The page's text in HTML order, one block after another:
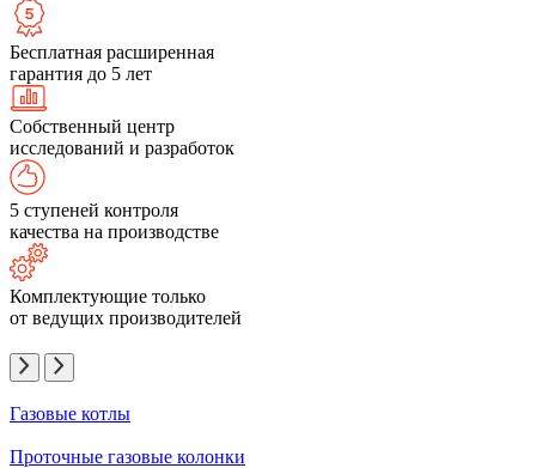
Бесплатная расширенная
гарантия до 5 лет
Собственный центр
исследований и разработок
5 ступеней контроля
качества на производстве
Комплектующие только
от ведущих производителей
Газовые котлы
Проточные газовые колонки